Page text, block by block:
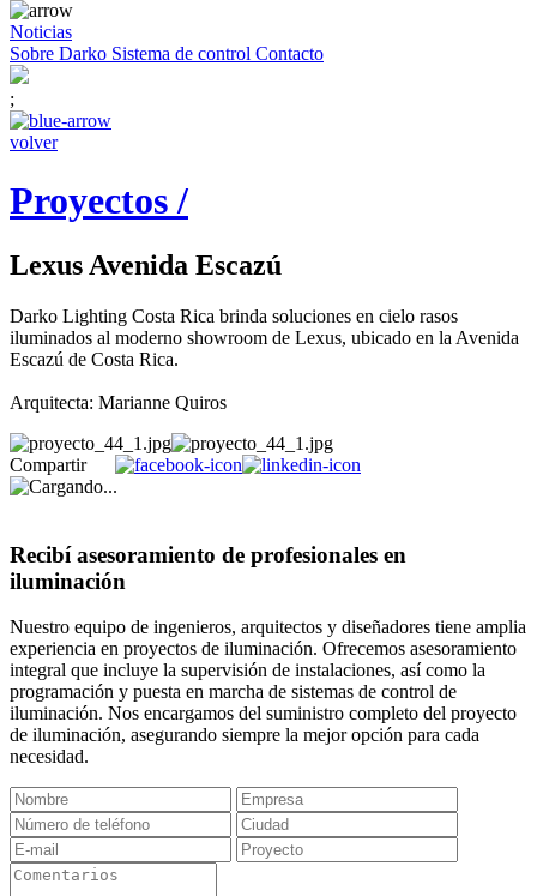
Noticias
Sobre Darko Sistema de control Contacto
;
volver
Proyectos /
Lexus Avenida Escazú
Darko Lighting Costa Rica brinda soluciones en cielo rasos
iluminados al moderno showroom de Lexus, ubicado en la Avenida
Escazú de Costa Rica.
Arquitecta: Marianne Quiros
Compartir
Recibí asesoramiento de profesionales en
iluminación
Nuestro equipo de ingenieros, arquitectos y diseñadores tiene amplia
experiencia en proyectos de iluminación. Ofrecemos asesoramiento
integral que incluye la supervisión de instalaciones, así como la
programación y puesta en marcha de sistemas de control de
iluminación. Nos encargamos del suministro completo del proyecto
de iluminación, asegurando siempre la mejor opción para cada
necesidad.